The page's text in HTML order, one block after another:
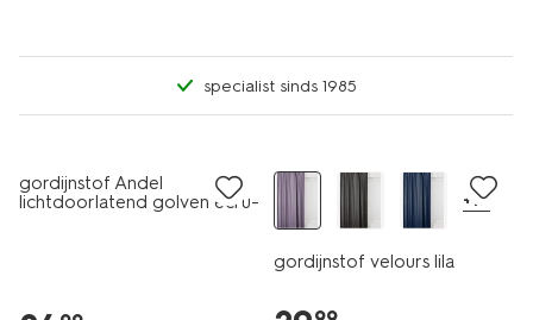
specialist sinds 1985
gordijnstof Andel
lichtdoorlatend golven ecru-
+17
gordijnstof velours lila